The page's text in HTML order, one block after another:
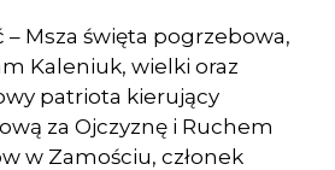
– Msza święta pogrzebowa,
Kaleniuk, wielki oraz
patriota kierujący
za Ojczyznę i Ruchem
w Zamościu, członek